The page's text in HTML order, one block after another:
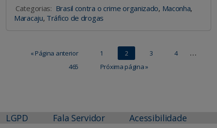
Categorias: Brasil contra o crime organizado, Maconha,
Maracaju, Tráfico de drogas
« Página anterior 1 2 3 4 …
465 Próxima página »
LGPD Fala Servidor Acessibilidade